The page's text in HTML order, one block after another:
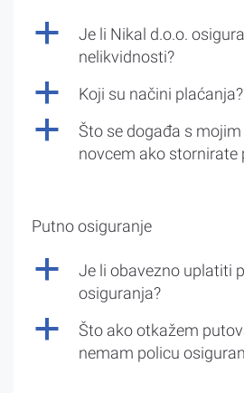
a
Je li Nikal d.o.o.
nelikvidnosti?
a Koji su načini plaćanja?
a
Što se događa s
novcem ako stornirate
Putno osiguranje
a
Je li obavezno uplatiti
osiguranja?
a
Što ako otkažem
nemam policu